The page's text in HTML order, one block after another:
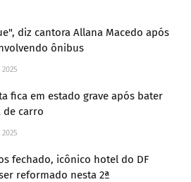
diz cantora Allana Macedo após
ônibus
fica em estado grave após bater
de carro
fechado, icônico hotel do DF
reformado nesta 2ª